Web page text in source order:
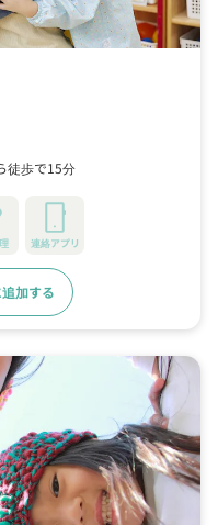
徒歩で15分
連絡アプリ
加する